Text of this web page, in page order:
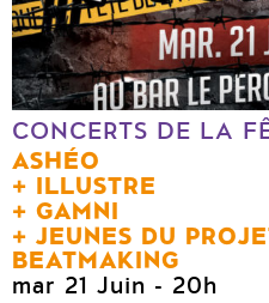
CONCERTS DE LA
ASHÉO
ILLUSTRE
GAMNI
JEUNES DU
BEATMAKING
mar 21 Juin - 20h